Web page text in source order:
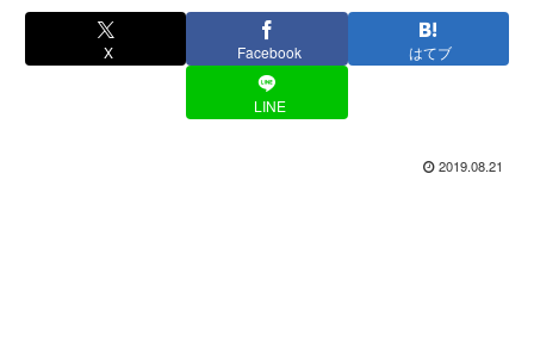
X Facebook はてブ
LINE
2019.08.21